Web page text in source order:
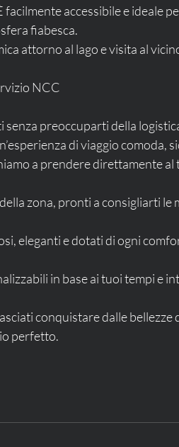
accessibile e ideale
fiabesca.
attorno al lago e visita al
NCC
preoccuparti della
di viaggio comoda,
in base ai tuoi tempi e
conquistare dalle bellezze
perfetto.